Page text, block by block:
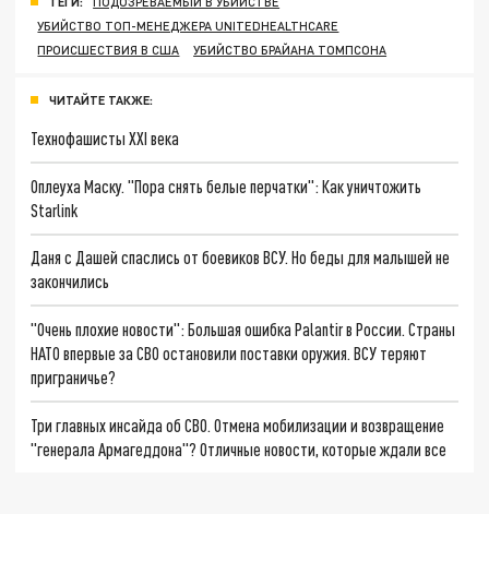
УБИЙСТВО ТОП-МЕНЕДЖЕРА UNITEDHEALTHCARE
ПРОИСШЕСТВИЯ В США
УБИЙСТВО БРАЙАНА ТОМПСОНА
ЧИТАЙТЕ ТАКЖЕ:
Технофашисты XXI века
Оплеуха Маску. "Пора снять белые перчатки": Как уничтожить
Starlink
Даня с Дашей спаслись от боевиков ВСУ. Но беды для малышей не
закончились
"Очень плохие новости": Большая ошибка Palantir в России. Страны
НАТО впервые за СВО остановили поставки оружия. ВСУ теряют
приграничье?
Три главных инсайда об СВО. Отмена мобилизации и возвращение
"генерала Армагеддона"? Отличные новости, которые ждали все